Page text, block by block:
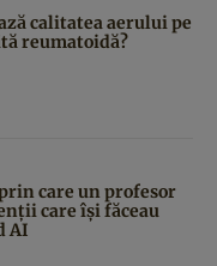
calitatea aerului pe
reumatoidă?
care un profesor
care își făceau
AI